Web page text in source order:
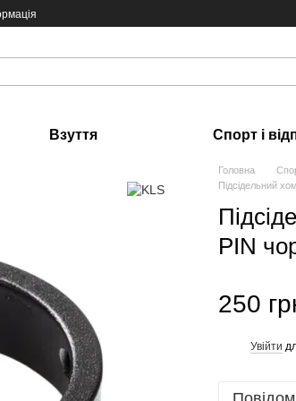
Взуття Спорт і
Головна
Підсідельний
PIN
250
Увійти